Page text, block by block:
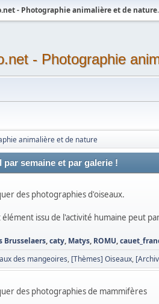
- Photographie animalière et de nature.
- Photographie
animalière et de nature
par semaine et par galerie !
des photographies d'oiseaux.
issu de l'activité humaine peut
Brusselaers,caty, Matys, ROMU,
des mangeoires [Thèmes] Oiseaux
des photographies de mammifères